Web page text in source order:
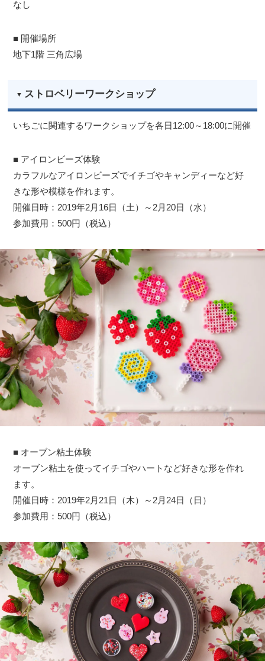
なし
■ 開催場所
地下1階 三角広場
ストロベリーワークショップ
いちごに関連するワークショップを各日12:00～18:00に開催
■ アイロンビーズ体験
カラフルなアイロンビーズでイチゴやキャンディーなど好
きな形や模様を作れます。
開催日時：2019年2月16日（土）～2月20日（水）
参加費用：500円（税込）
■ オーブン粘土体験
オーブン粘土を使ってイチゴやハートなど好きな形を作れ
ます。
開催日時：2019年2月21日（木）～2月24日（日）
参加費用：500円（税込）